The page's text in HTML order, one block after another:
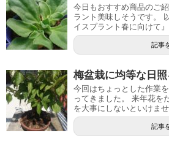
今日もおすすめ商品のご
ラント美味しそうです。
イスプラント春に向けて
記事
梅盆栽に均等な日照
今回はちょっとした作業
ってきました。 来年花を
を大事にしないといけま
記事